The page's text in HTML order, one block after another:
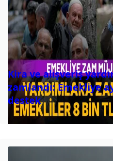
Kira ve alışveriş
zamlandı: Emekliye
destek